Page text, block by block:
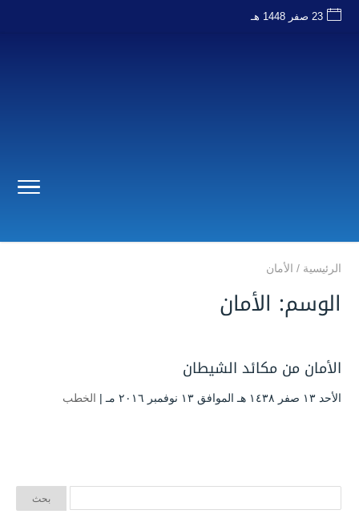
23 صفر 1448 هـ
الرئيسية / الأمان
الوسم: الأمان
الأمان من مكائد الشيطان
الأحد ۱۳ صفر ۱٤۳۸ هـ الموافق ۱۳ نوفمبر ۲۰۱٦ مـ | الخطب